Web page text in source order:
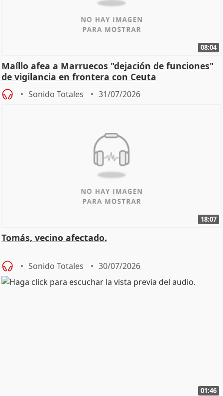
08:04
Maíllo afea a Marruecos "dejación de funciones"
de vigilancia en frontera con Ceuta
Sonido Totales 31/07/2026
18:07
Tomás, vecino afectado.
Sonido Totales 30/07/2026
01:46